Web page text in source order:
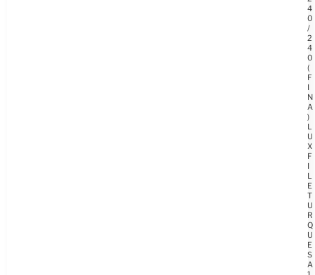
4
0
/
2
4
0
(
F
I
N
A
)
L
U
X
F
I
L
E
T
U
R
Q
U
E
S
A